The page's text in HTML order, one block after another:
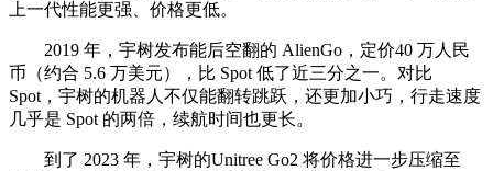
上一代性能更强、价格更低。
2019 年，宇树发布能后空翻的 AlienGo，定价40 万人民
币（约合 5.6 万美元），比 Spot 低了近三分之一。对比
Spot，宇树的机器人不仅能翻转跳跃，还更加小巧，行走速度
几乎是 Spot 的两倍，续航时间也更长。
到了 2023 年，宇树的Unitree Go2 将价格进一步压缩至